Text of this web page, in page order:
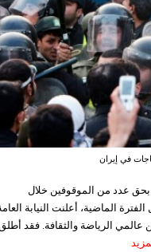
في إيران
بحق عدد من الموقوفين خلال
الماضية، أعلنت النيابة
الرياضة والثقافة. فقد